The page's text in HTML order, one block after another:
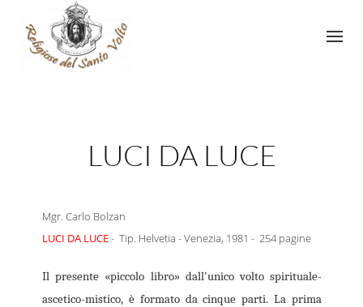
LUCI DA LUCE
Mgr. Carlo Bolzan
LUCI DA LUCE- Tip. Helvetia - Venezia, 1981 - 254 pagine
Il presente «piccolo libro» dall'unico volto spirituale-
ascetico-mistico, è formato da cinque parti. La prima